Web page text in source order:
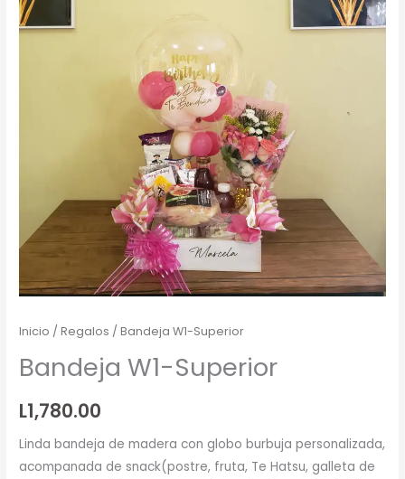
Inicio /Regalos / Bandeja W1-Superior
Bandeja W1-Superior
L1,780.00
Linda bandeja de madera con globo burbuja personalizada,
acompanada de snack(postre, fruta, Te Hatsu, galleta de